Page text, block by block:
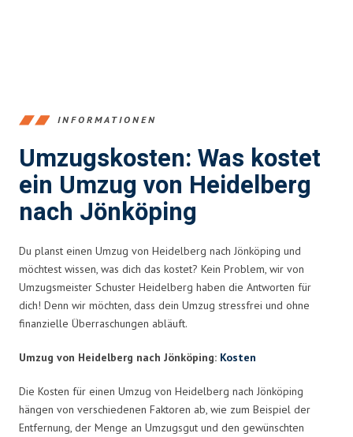
INFORMATIONEN
Umzugskosten: Was kostet
ein Umzug von Heidelberg
nach Jönköping
Du planst einen Umzug von Heidelberg nach Jönköping und
möchtest wissen, was dich das kostet? Kein Problem, wir von
Umzugsmeister Schuster Heidelberg haben die Antworten für
dich! Denn wir möchten, dass dein Umzug stressfrei und ohne
finanzielle Überraschungen abläuft.
Umzug von Heidelberg nach Jönköping: Kosten
Die Kosten für einen Umzug von Heidelberg nach Jönköping
hängen von verschiedenen Faktoren ab, wie zum Beispiel der
Entfernung, der Menge an Umzugsgut und den gewünschten